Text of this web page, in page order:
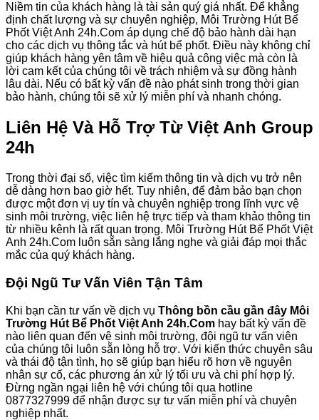
Niềm tin của khách hàng là tài sản quý giá nhất. Để khẳng
định chất lượng và sự chuyên nghiệp, Môi Trường Hút Bể
Phốt Việt Anh 24h.Com áp dụng chế độ bảo hành dài hạn
cho các dịch vụ thông tắc và hút bể phốt. Điều này không chỉ
giúp khách hàng yên tâm về hiệu quả công việc mà còn là
lời cam kết của chúng tôi về trách nhiệm và sự đồng hành
lâu dài. Nếu có bất kỳ vấn đề nào phát sinh trong thời gian
bảo hành, chúng tôi sẽ xử lý miễn phí và nhanh chóng.
Liên Hệ Và Hỗ Trợ Từ Việt Anh Group
24h
Trong thời đại số, việc tìm kiếm thông tin và dịch vụ trở nên
dễ dàng hơn bao giờ hết. Tuy nhiên, để đảm bảo bạn chọn
được một đơn vị uy tín và chuyên nghiệp trong lĩnh vực vệ
sinh môi trường, việc liên hệ trực tiếp và tham khảo thông tin
từ nhiều kênh là rất quan trọng. Môi Trường Hút Bể Phốt Việt
Anh 24h.Com luôn sẵn sàng lắng nghe và giải đáp mọi thắc
mắc của quý khách hàng.
Đội Ngũ Tư Vấn Viên Tận Tâm
Khi bạn cần tư vấn về dịch vụ Thông bồn cầu gần đây Môi
Trường Hút Bể Phốt Việt Anh 24h.Com hay bất kỳ vấn đề
nào liên quan đến vệ sinh môi trường, đội ngũ tư vấn viên
của chúng tôi luôn sẵn lòng hỗ trợ. Với kiến thức chuyên sâu
và thái độ tận tình, họ sẽ giúp bạn hiểu rõ hơn về nguyên
nhân sự cố, các phương án xử lý tối ưu và chi phí hợp lý.
Đừng ngần ngại liên hệ với chúng tôi qua hotline
0877327999 để nhận được sự tư vấn miễn phí và chuyên
nghiệp nhất.